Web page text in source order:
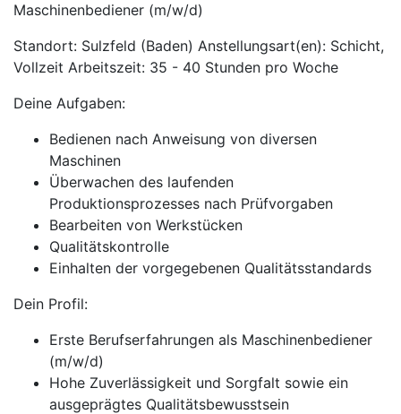
Maschinenbediener (m/w/d)
Standort: Sulzfeld (Baden) Anstellungsart(en): Schicht,
Vollzeit Arbeitszeit: 35 - 40 Stunden pro Woche
Deine Aufgaben:
Bedienen nach Anweisung von diversen
Maschinen
Überwachen des laufenden
Produktionsprozesses nach Prüfvorgaben
Bearbeiten von Werkstücken
Qualitätskontrolle
Einhalten der vorgegebenen Qualitätsstandards
Dein Profil:
Erste Berufserfahrungen als Maschinenbediener
(m/w/d)
Hohe Zuverlässigkeit und Sorgfalt sowie ein
ausgeprägtes Qualitätsbewusstsein